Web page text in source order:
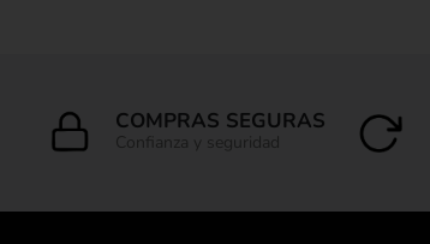
COMPRAS SEGURAS
Confianza y seguridad